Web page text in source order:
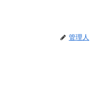
管理人